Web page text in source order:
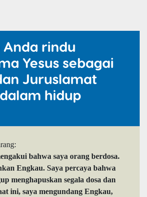
Anda rindu
Yesus sebagai
Juruslamat
hidup
bahwa saya orang berdosa.
Engkau. Saya percaya bahwa
menghapuskan segala dosa dan
ini, saya mengundang Engkau,